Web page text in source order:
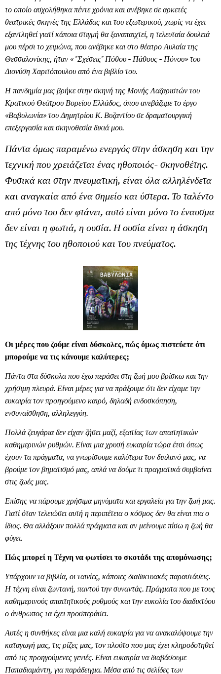
το οποίο ασχολήθηκα πέντε χρόνια και ανέβηκε σε αρκετές
θεατρικές σκηνές της Ελλάδας και του εξωτερικού, χωρίς να έχει
εξαντληθεί γιατί κάποια στιγμή θα ξαναπαιχτεί, η τελευταία δουλειά
μου πέρσι το χειμώνα, που ανέβηκε και στο θέατρο Αυλαία της
Θεσσαλονίκης, ήταν « "Σχέσεις" Πόθου - Πάθους - Πόνου» του
Διονύση Χαριτόπουλου από ένα βιβλίο του.
Η πανδημία μας βρήκε στην σκηνή της Μονής Λαζαριστών του
Κρατικού Θεάτρου Βορείου Ελλάδος, όπου ανεβάζαμε το έργο
«Βαβυλωνία» του Δημητρίου Κ. Βυζαντίου σε δραματουργική
επεξεργασία και σκηνοθεσία δικιά μου.
Πάντα όμως παραμένω ενεργός στην άσκηση και την
τεχνική που χρειάζεται ένας ηθοποιός- σκηνοθέτης.
Φυσικά και στην πνευματική, είναι όλα αλληλένδετα
και αναγκαία από ένα σημείο και ύστερα. Το ταλέντο
από μόνο του δεν φτάνει, αυτό είναι μόνο το έναυσμα
δεν είναι η φωτιά, η ουσία. Η ουσία είναι η άσκηση
της τέχνης του ηθοποιού και του πνεύματος.
Οι μέρες που ζούμε είναι δύσκολες, πώς όμως πιστεύετε ότι
μπορούμε να τις κάνουμε καλύτερες;
Πάντα στα δύσκολα που έχω περάσει στη ζωή μου βρίσκω και την
χρήσιμη πλευρά. Είναι μέρες για να πράξουμε ότι δεν είχαμε την
ευκαιρία τον προηγούμενο καιρό, δηλαδή ενδοσκόπηση,
ενσυναίσθηση, αλληλεγγύη.
Πολλά ζευγάρια δεν είχαν ζήσει μαζί, εξαιτίας των απαιτητικών
καθημερινών ρυθμών. Είναι μια χρυσή ευκαιρία τώρα έτσι όπως
έχουν τα πράγματα, να γνωρίσουμε καλύτερα τον διπλανό μας, να
βρούμε τον βηματισμό μας, απλά να δούμε τι πραγματικά συμβαίνει
στις ζωές μας.
Επίσης να πάρουμε χρήσιμα μηνύματα και εργαλεία για την ζωή μας.
Γιατί όταν τελειώσει αυτή η περιπέτεια ο κόσμος δεν θα είναι πια ο
ίδιος. Θα αλλάξουν πολλά πράγματα και αν μείνουμε πίσω η ζωή θα
φύγει.
Πώς μπορεί η Τέχνη να φωτίσει το σκοτάδι της απομόνωσης;
Υπάρχουν τα βιβλία, οι ταινίες, κάποιες διαδικτυακές παραστάσεις.
Η τέχνη είναι ζωντανή, παντού την συναντάς. Πράγματα που με τους
καθημερινούς απαιτητικούς ρυθμούς και την ευκολία του διαδικτύου
ο άνθρωπος τα έχει προσπεράσει.
Αυτές η συνθήκες είναι μια καλή ευκαιρία για να ανακαλύψουμε την
καταγωγή μας, τις ρίζες μας, τον πλούτο που μας έχει κληροδοτηθεί
από τις προηγούμενες γενιές. Είναι ευκαιρία να διαβάσουμε
Παπαδιαμάντη, για παράδειγμα. Μέσα από τις σελίδες των